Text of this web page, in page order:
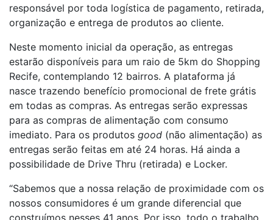
responsável por toda logística de pagamento, retirada,
organização e entrega de produtos ao cliente.
Neste momento inicial da operação, as entregas
estarão disponíveis para um raio de 5km do Shopping
Recife, contemplando 12 bairros. A plataforma já
nasce trazendo benefício promocional de frete grátis
em todas as compras. As entregas serão expressas
para as compras de alimentação com consumo
imediato. Para os produtos good (não alimentação) as
entregas serão feitas em até 24 horas. Há ainda a
possibilidade de Drive Thru (retirada) e Locker.
“Sabemos que a nossa relação de proximidade com os
nossos consumidores é um grande diferencial que
construímos nesses 41 anos. Por isso, todo o trabalho